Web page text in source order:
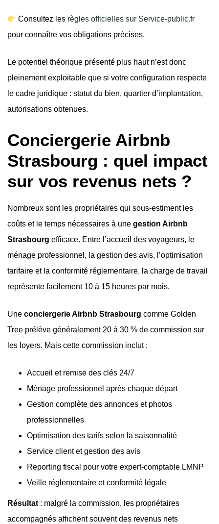
Consultez les règles officielles sur Service-public.fr
pour connaître vos obligations précises.
Le potentiel théorique présenté plus haut n’est donc
pleinement exploitable que si votre configuration respecte
le cadre juridique : statut du bien, quartier d’implantation,
autorisations obtenues.
Conciergerie Airbnb
Strasbourg : quel impact
sur vos revenus nets ?
Nombreux sont les propriétaires qui sous-estiment les
coûts et le temps nécessaires à une gestion Airbnb
Strasbourg efficace. Entre l’accueil des voyageurs, le
ménage professionnel, la gestion des avis, l’optimisation
tarifaire et la conformité réglementaire, la charge de travail
représente facilement 10 à 15 heures par mois.
Une conciergerie Airbnb Strasbourg comme Golden
Tree prélève généralement 20 à 30 % de commission sur
les loyers. Mais cette commission inclut :
Accueil et remise des clés 24/7
Ménage professionnel après chaque départ
Gestion complète des annonces et photos
professionnelles
Optimisation des tarifs selon la saisonnalité
Service client et gestion des avis
Reporting fiscal pour votre expert-comptable LMNP
Veille réglementaire et conformité légale
Résultat : malgré la commission, les propriétaires
accompagnés affichent souvent des revenus nets